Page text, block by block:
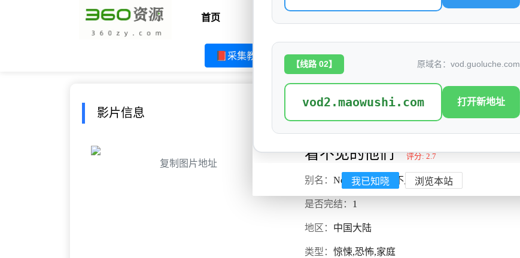
首页 电影
📕采集教程 🗨求片必应
影片信息
复制图片地址
看不见的他们 评分: 2.7
别名： Never Leave,看不见的他们
是否完结： 1
地区： 中国大陆
类型： 惊悚,恐怖,家庭
【线路 02】 原域名：vod.guoluche.com
vod2.maowushi.com 打开新地址
我已知晓 浏览本站